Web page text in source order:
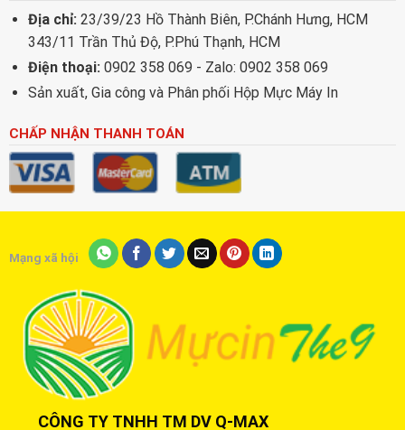
Địa chỉ: 23/39/23 Hồ Thành Biên, P.Chánh Hưng, HCM
343/11 Trần Thủ Độ, P.Phú Thạnh, HCM
Điện thoại: 0902 358 069 - Zalo: 0902 358 069
Sản xuất, Gia công và Phân phối Hộp Mực Máy In
CHẤP NHẬN THANH TOÁN
Mạng xã hội
CÔNG TY TNHH TM DV Q-MAX